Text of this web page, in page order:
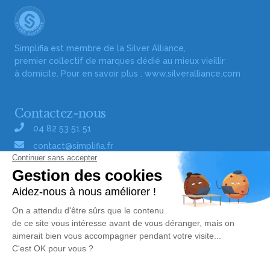
Simplifia est membre de la Silver Alliance,
premier collectif de marques dédié au mieux vieillir
à domicile. Pour en savoir plus : www.silveralliance.com
Contactez-nous
04 82 53 51 51
contact@simplifia.fr
Réseaux sociaux
Liens utiles
Publier un avis de décès